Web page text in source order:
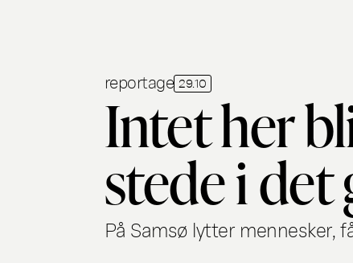
reportage 29.10
Intet her
stede i det
På Samsø lytter mennesker,